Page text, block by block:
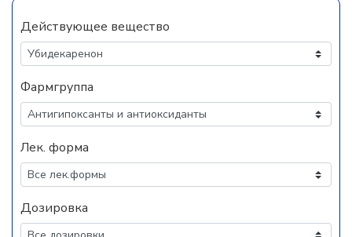
Действующее вещество
Фармгруппа
Лек. форма
Дозировка